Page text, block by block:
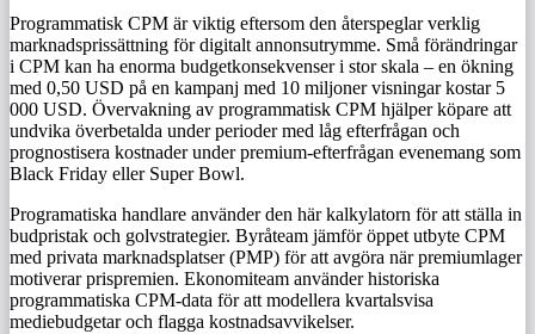
Programmatisk CPM är viktig eftersom den återspeglar verklig
marknadsprissättning för digitalt annonsutrymme. Små förändringar
i CPM kan ha enorma budgetkonsekvenser i stor skala – en ökning
med 0,50 USD på en kampanj med 10 miljoner visningar kostar 5
000 USD. Övervakning av programmatisk CPM hjälper köpare att
undvika överbetalda under perioder med låg efterfrågan och
prognostisera kostnader under premium-efterfrågan evenemang som
Black Friday eller Super Bowl.
Programatiska handlare använder den här kalkylatorn för att ställa in
budpristak och golvstrategier. Byråteam jämför öppet utbyte CPM
med privata marknadsplatser (PMP) för att avgöra när premiumlager
motiverar prispremien. Ekonomiteam använder historiska
programmatiska CPM-data för att modellera kvartalsvisa
mediebudgetar och flagga kostnadsavvikelser.